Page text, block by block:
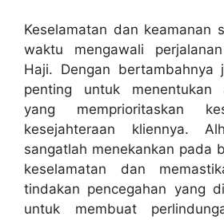
Keselamatan dan keamanan
waktu mengawali
Haji. Dengan bertambahnya
penting untuk menentukan
yang memprioritaskan
kesejahteraan kliennya.
sangatlah menekankan pada
keselamatan dan
tindakan pencegahan yang
untuk membuat